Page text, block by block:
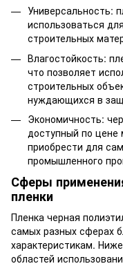
Универсальность:
использоваться
строительных
Влагостойкость:
что позволяет
строительных
нуждающихся в
Экономичность:
доступный по
приобрести для
промышленного
Сферы
пленки
Пленка черная
самых разных сферах
характеристикам.
областей